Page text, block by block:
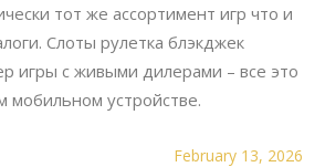
тот же ассортимент игр что и
Слоты рулетка блэкджек
игры с живыми дилерами – все это
мобильном устройстве.
February 13, 2026